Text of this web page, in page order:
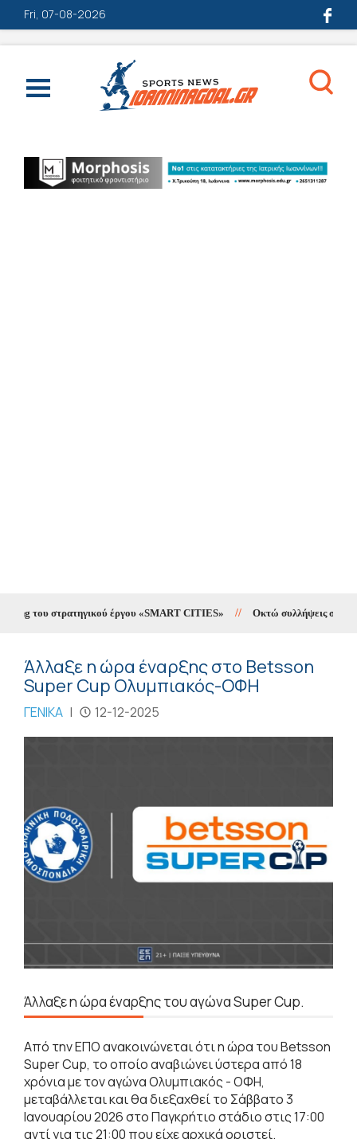
Fri, 07-08-2026
του στρατηγικού έργου «SMART CITIES» // Οκτώ συλλήψεις σε δέκα
Άλλαξε η ώρα έναρξης στο Betsson
Super Cup Ολυμπιακός-ΟΦΗ
ΓΕΝΙΚΑ | 12-12-2025
Άλλαξε η ώρα έναρξης του αγώνα Super Cup.
Από την ΕΠΟ ανακοινώνεται ότι η ώρα του Betsson
Super Cup, το οποίο αναβιώνει ύστερα από 18
χρόνια με τον αγώνα Ολυμπιακός - OΦΗ,
μεταβάλλεται και θα διεξαχθεί το Σάββατο 3
Ιανουαρίου 2026 στο Παγκρήτιο στάδιο στις 17:00
αντί για τις 21:00 που είχε αρχικά οριστεί.